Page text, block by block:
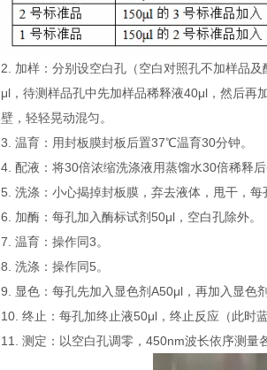
2. 加样：分别设空白孔（空白对照孔不加样品
μl，待测样品孔中先加样品稀释液40μl，然后再
壁，轻轻晃动混匀。
3. 温育：用封板膜封板后置37℃温育30分钟。
4. 配液：将30倍浓缩洗涤液用蒸馏水30倍稀释后
5. 洗涤：小心揭掉封板膜，弃去液体，甩干，
6. 加酶：每孔加入酶标试剂50μl，空白孔除外。
7. 温育：操作同3。
8. 洗涤：操作同5。
9. 显色：每孔先加入显色剂A50μl，再加入显色
10. 终止：每孔加终止液50μl，终止反应（此时
11. 测定：以空白孔调零，450nm波长依序测量